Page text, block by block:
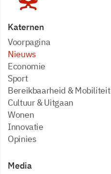
Katernen
Voorpagina
Nieuws
Economie
Sport
Bereikbaarheid & Mobiliteit
Cultuur & Uitgaan
Wonen
Innovatie
Opinies
Media